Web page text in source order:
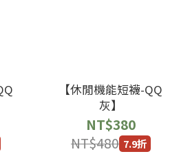
【休閒機能短襪-QQ
灰】
NT$380
NT$480 7.9折